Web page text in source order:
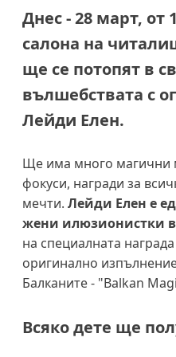
Днес - 28 март, от
салона на
ще се потопят в
вълшебствата с
Лейди Елен.
Ще има много магични
фокуси, награди за
мечти. Лейди Елен е
жени илюзионистки
на специалната
оригинално
Балканите - "Balkan
Всяко дете ще